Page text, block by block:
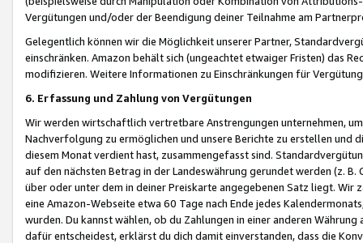
Vergütungen und/oder der Beendigung deiner Teilnahme am
Gelegentlich können wir die Möglichkeit unserer Partner,
einschränken. Amazon behält sich (ungeachtet etwaiger Fristen) das
modifizieren. Weitere Informationen zu Einschränkungen für
6. Erfassung und Zahlung von Vergütungen
Wir werden wirtschaftlich vertretbare Anstrengungen unternehmen,
Nachverfolgung zu ermöglichen und unsere Berichte zu erstellen und
diesem Monat verdient hast, zusammengefasst sind.
auf den nächsten Betrag in der Landeswährung gerundet werden (z.
über oder unter dem in deiner Preiskarte angegebenen Satz liegt.
eine Amazon-Webseite etwa 60 Tage nach Ende jedes
wurden. Du kannst wählen, ob du Zahlungen in einer anderen
dafür entscheidest, erklärst du dich damit einverstanden, dass die